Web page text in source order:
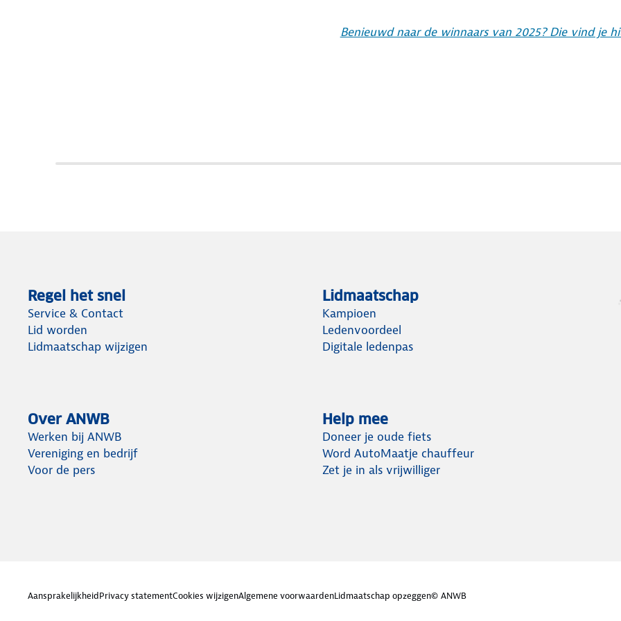
Benieuwd naar de winnaars van 2025? Die vind je
Regel het snel
Service & Contact
Lid worden
Lidmaatschap wijzigen
Lidmaatschap
Kampioen
Ledenvoordeel
Digitale ledenpas
Over ANWB
Werken bij ANWB
Vereniging en bedrijf
Voor de pers
Help mee
Doneer je oude fiets
Word AutoMaatje chauffeur
Zet je in als vrijwilliger
AansprakelijkheidPrivacy statementCookies wijzigenAlgemene voorwaardenLidmaatschap opzeggen© ANWB